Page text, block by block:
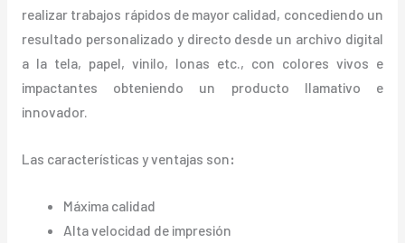
realizar trabajos rápidos de mayor calidad, concediendo un
resultado personalizado y directo desde un archivo digital
a la tela, papel, vinilo, lonas etc., con colores vivos e
impactantes obteniendo un producto llamativo e
innovador.
Las características y ventajas son:
Máxima calidad
Alta velocidad de impresión